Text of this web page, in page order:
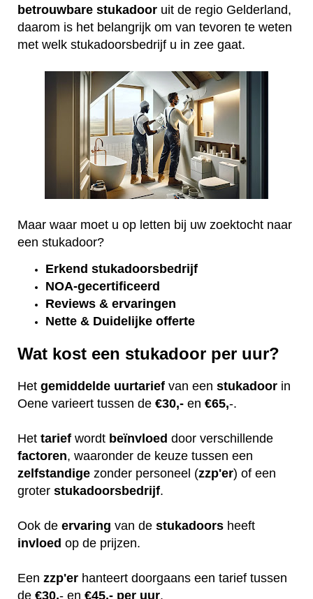
betrouwbare stukadoor uit de regio Gelderland,
daarom is het belangrijk om van tevoren te weten
met welk stukadoorsbedrijf u in zee gaat.
Maar waar moet u op letten bij uw zoektocht naar
een stukadoor?
Erkend stukadoorsbedrijf
NOA-gecertificeerd
Reviews & ervaringen
Nette & Duidelijke offerte
Wat kost een stukadoor per uur?
Het gemiddelde uurtarief van een stukadoor in
Oene varieert tussen de €30,- en €65,-.
Het tarief wordt beïnvloed door verschillende
factoren, waaronder de keuze tussen een
zelfstandige zonder personeel (zzp'er) of een
groter stukadoorsbedrijf.
Ook de ervaring van de stukadoors heeft
invloed op de prijzen.
Een zzp'er hanteert doorgaans een tarief tussen
de €30,- en €45,- per uur.